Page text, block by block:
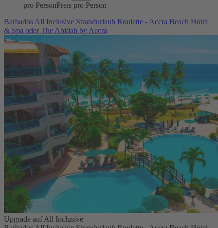
pro PersonPreis pro Person
Barbados All Inclusive Strandurlaub Roulette - Accra Beach Hotel
& Spa oder The Abidah by Accra
Upgrade auf All Inclusive